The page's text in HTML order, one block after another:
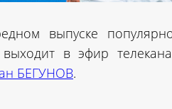
выпуске
в эфир
БЕГУНОВ.